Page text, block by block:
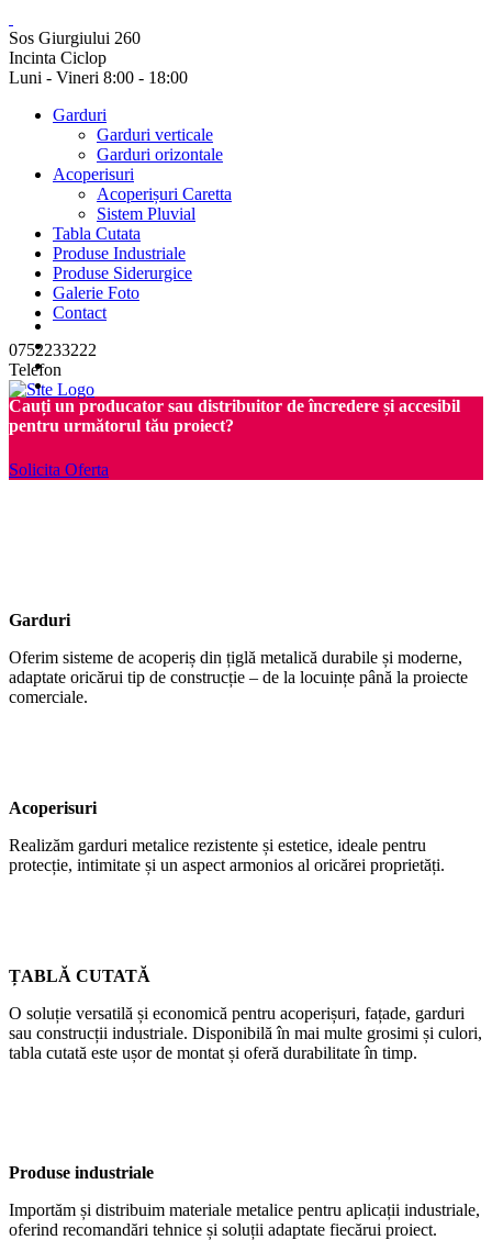
Sos Giurgiului 260
Incinta Ciclop
Luni - Vineri 8:00 - 18:00
Garduri
Garduri verticale
Garduri orizontale
Acoperisuri
Acoperișuri Caretta
Sistem Pluvial
Tabla Cutata
Produse Industriale
Produse Siderurgice
Galerie Foto
Contact
0752233222
Telefon
Cauți un producator sau distribuitor de încredere și accesibil
pentru următorul tău proiect?
Solicita Oferta
Garduri
Oferim sisteme de acoperiș din țiglă metalică durabile și moderne,
adaptate oricărui tip de construcție – de la locuințe până la proiecte
comerciale.
Acoperisuri
Realizăm garduri metalice rezistente și estetice, ideale pentru
protecție, intimitate și un aspect armonios al oricărei proprietăți.
ȚABLĂ CUTATĂ
O soluție versatilă și economică pentru acoperișuri, fațade, garduri
sau construcții industriale. Disponibilă în mai multe grosimi și culori,
tabla cutată este ușor de montat și oferă durabilitate în timp.
Produse industriale
Importăm și distribuim materiale metalice pentru aplicații industriale,
oferind recomandări tehnice și soluții adaptate fiecărui proiect.